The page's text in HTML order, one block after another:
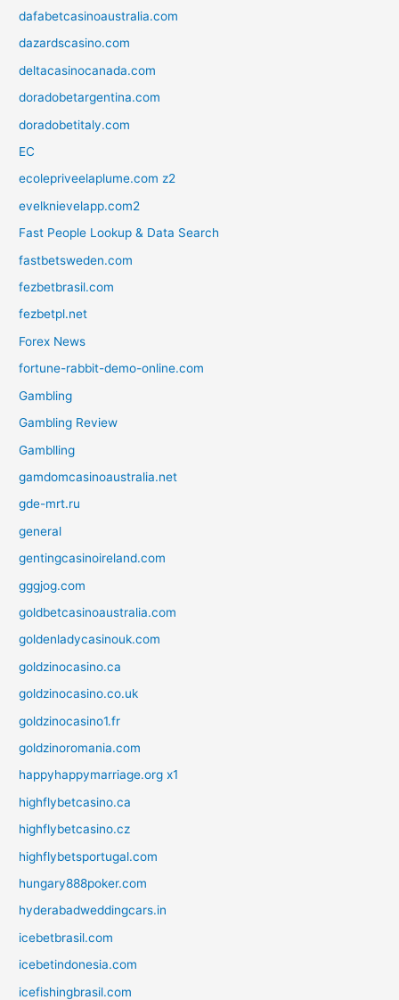
dafabetcasinoaustralia.com
dazardscasino.com
deltacasinocanada.com
doradobetargentina.com
doradobetitaly.com
EC
ecolepriveelaplume.com z2
evelknievelapp.com2
Fast People Lookup & Data Search
fastbetsweden.com
fezbetbrasil.com
fezbetpl.net
Forex News
fortune-rabbit-demo-online.com
Gambling
Gambling Review
Gamblling
gamdomcasinoaustralia.net
gde-mrt.ru
general
gentingcasinoireland.com
gggjog.com
goldbetcasinoaustralia.com
goldenladycasinouk.com
goldzinocasino.ca
goldzinocasino.co.uk
goldzinocasino1.fr
goldzinoromania.com
happyhappymarriage.org x1
highflybetcasino.ca
highflybetcasino.cz
highflybetsportugal.com
hungary888poker.com
hyderabadweddingcars.in
icebetbrasil.com
icebetindonesia.com
icefishingbrasil.com